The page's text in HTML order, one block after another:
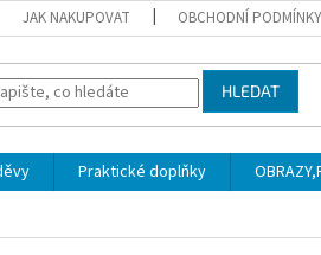
JAK NAKUPOVAT OBCHODNÍ PODMÍNKY
HLEDAT
Praktické doplňky